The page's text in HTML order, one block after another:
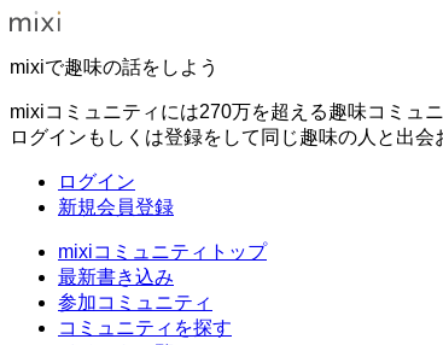
mixiで趣味の話をしよう
mixiコミュニティには270万を超える趣味コミュ
ログインもしくは登録をして同じ趣味の人と出会
ログイン
新規会員登録
mixiコミュニティトップ
最新書き込み
参加コミュニティ
コミュニティを探す